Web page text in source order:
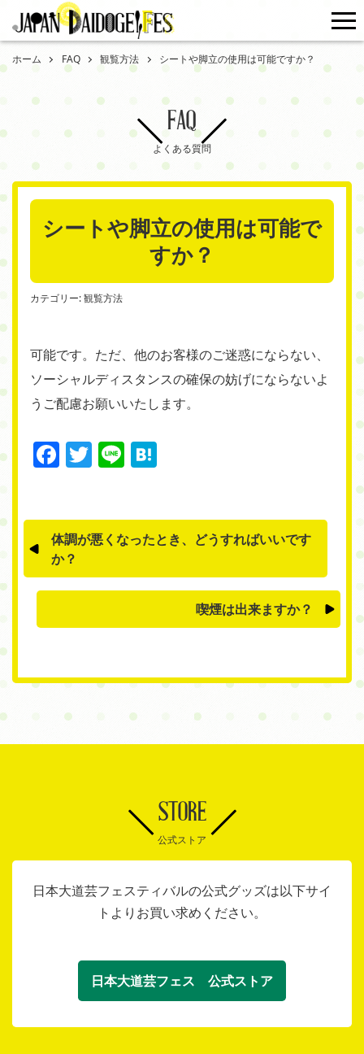
ホーム FAQ 観覧方法 シートや脚立の使用は可能ですか？
FAQ
よくある質問
シートや脚立の使用は可能で
すか？
カテゴリー:観覧方法
可能です。ただ、他のお客様のご迷惑にならない、
ソーシャルディスタンスの確保の妨げにならないよ
うご配慮お願いいたします。
Facebook
Twitter
Line
体調が悪くなったとき、どうすればいいです
か？
喫煙は出来ますか？
STORE
公式ストア
日本大道芸フェスティバルの公式グッズは以下サイ
トよりお買い求めください。
日本大道芸フェス 公式ストア